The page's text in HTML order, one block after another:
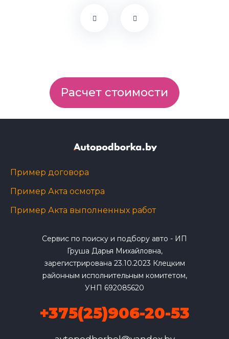
Расчет стоимости
Пример договора
Пример Акта осмотра
Пример Акта выполненных работ
Сервис по поиску и подбору авто - ИП
Груша Дарья Михайловна,
зарегистрирована 23.10.2023 Клецким
районным исполнительным комитетом,
УНП 692085620
+375(25)906-20-53